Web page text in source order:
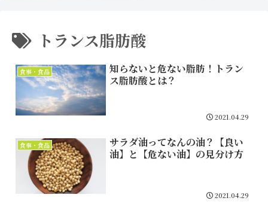
トランス脂肪酸
食事・食品
知らないと危ない脂肪！トラン
ス脂肪酸とは？
2021.04.29
食事・食品
サラダ油ってなんの油？【良い
油】と【危ない油】の見分け方
2021.04.29